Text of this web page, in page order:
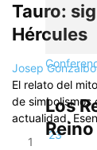
Los
Tauro:
Hércules
Josep
El relato del
de simbolismos
actualidad.
1
23